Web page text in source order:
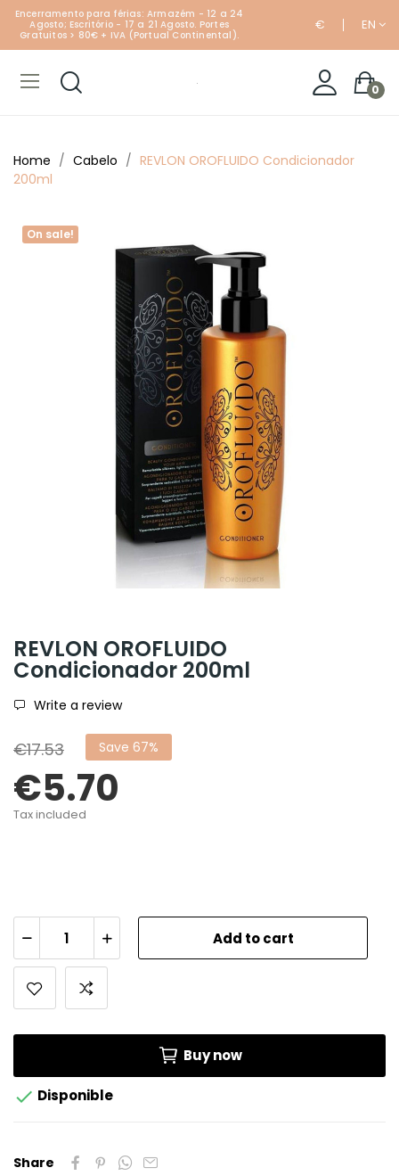
Encerramento para férias: Armazém - 12 a 24
Agosto; Escritório - 17 a 21 Agosto. Portes
Gratuitos > 80€ + IVA (Portual Continental).
€ EN
0
Home Cabelo
REVLON OROFLUIDO Condicionador
200ml
On sale!
REVLON OROFLUIDO
Condicionador 200ml
Write a review
€17.53 Save 67%
€5.70
Tax included
Add to cart
Buy now
 Disponible
Share